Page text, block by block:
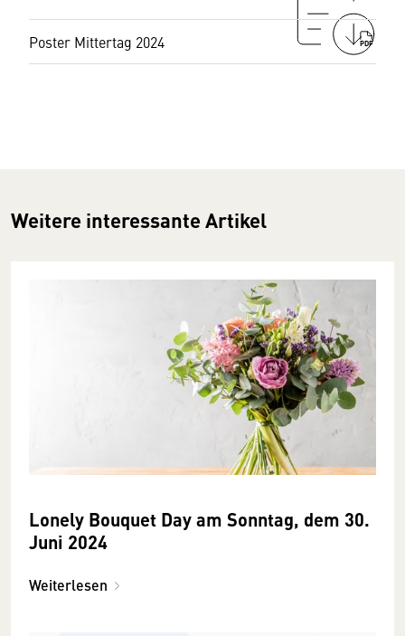
Poster Mittertag 2024 PDF
Weitere interessante Artikel
Lonely Bouquet Day am Sonntag, dem 30.
Juni 2024
Weiterlesen